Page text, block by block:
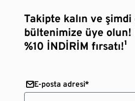
Takipte kalın ve şimdi
bültenimize üye
%10 İNDİRİM fırsatı!¹
E-posta adresi*